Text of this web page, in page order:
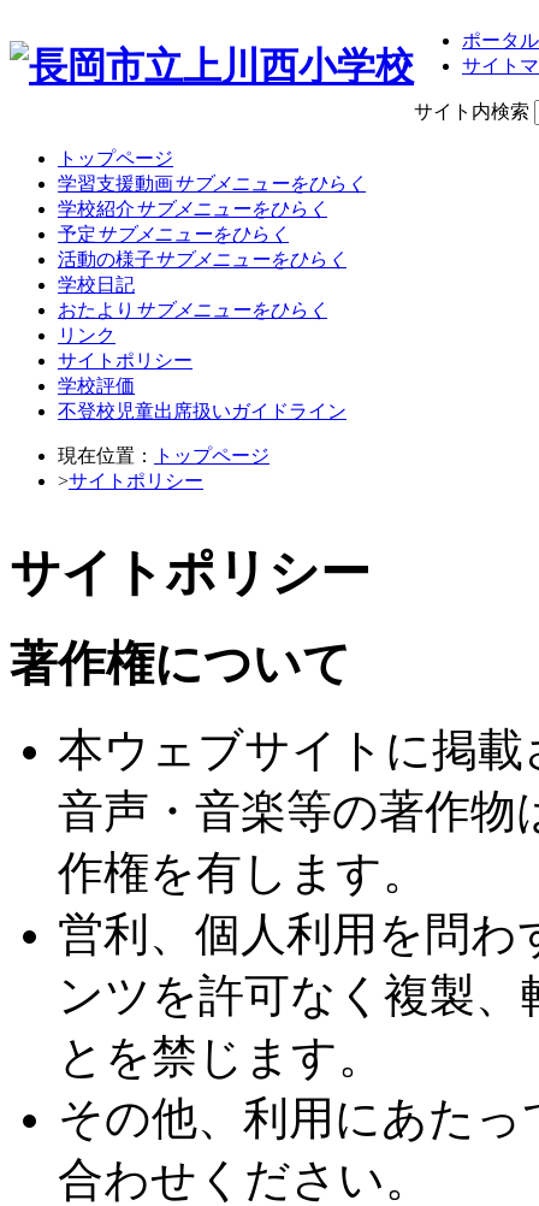
ポータ
サイト
サイト内検索
トップページ
学習支援動画サブメニューをひらく
学校紹介サブメニューをひらく
予定サブメニューをひらく
活動の様子サブメニューをひらく
学校日記
おたより サブメニューをひらく
リンク
サイトポリシー
学校評価
不登校児童出席扱いガイドライン
現在位置：
トップページ
>サイトポリシー
サイトポリシー
著作権について
本ウェブサイトに掲
音声・音楽等の著作
作権を有します。
営利、個人利用を問
ンツを許可なく複製
とを禁じます。
その他、利用にあた
合わせください。